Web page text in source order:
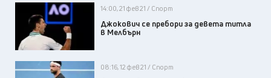
14:00, 21 фев 21 / Спорт
Джокович се пребори за девета титла
в Мелбърн
08:16, 12 фев 21 / Спорт